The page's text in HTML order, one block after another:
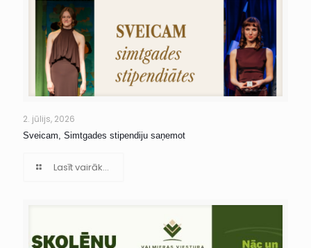
2. jūlijs, 2026
Sveicam, Simtgades stipendiju saņemot
Lasīt vairāk...